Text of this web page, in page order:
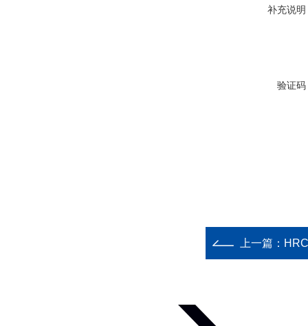
补充说明
验证码
上一篇：